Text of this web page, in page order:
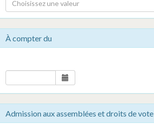
Choisissez une valeur
À compter du
Admission aux assemblées et droits de vote